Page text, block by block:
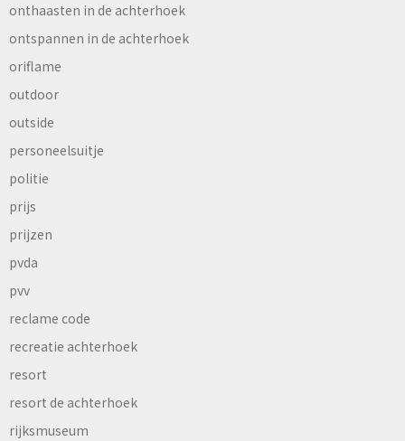
onthaasten in de achterhoek
ontspannen in de achterhoek
oriflame
outdoor
outside
personeelsuitje
politie
prijs
prijzen
pvda
pvv
reclame code
recreatie achterhoek
resort
resort de achterhoek
rijksmuseum